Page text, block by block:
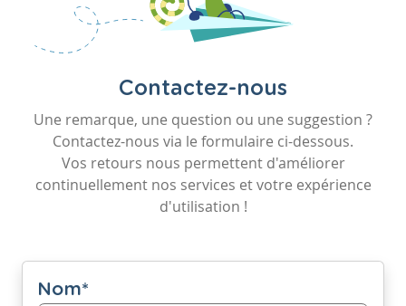
Contactez-nous
Une remarque, une question ou une suggestion ?
Contactez-nous via le formulaire ci-dessous.
Vos retours nous permettent d'améliorer
continuellement nos services et votre expérience
d'utilisation !
Nom*